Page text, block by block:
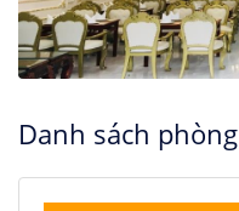
Danh sách phòng